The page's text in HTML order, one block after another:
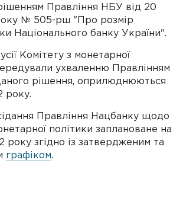
Правління НБУ від 20
№ 505-рш "Про розмір
Національного банку України".
Комітету з монетарної
ухваленню Правлінням
рішення, оприлюднюються
року.
Правління Нацбанку щодо
політики заплановане на
року згідно із затвердженим та
графіком.